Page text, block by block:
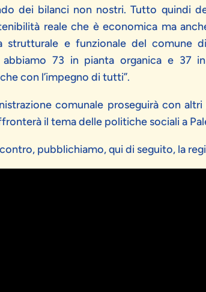
dei bilanci non nostri. Tutto quindi
reale che è economica ma
strutturale e funzionale del comune
73 in pianta organica e 37
con l’impegno di tutti”.
comunale proseguirà con
il tema delle politiche sociali a
pubblichiamo, qui di seguito, la